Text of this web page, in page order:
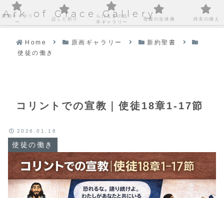
Ark of Grace Gallery
Home 原画ギャラリー
新約聖書
使徒の働き
コリントでの宣教｜使徒18章1-17節
使徒の働き
2026.01.18
原画ギャラリ
ー
証しと祈り
らけるまの絵
本ギャラリー
聖書の全体像 終末の備え